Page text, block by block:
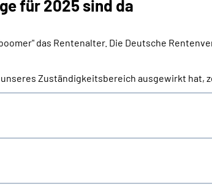
für 2025 sind da
das Rentenalter. Die Deutsche
Zuständigkeitsbereich ausgewirkt hat,